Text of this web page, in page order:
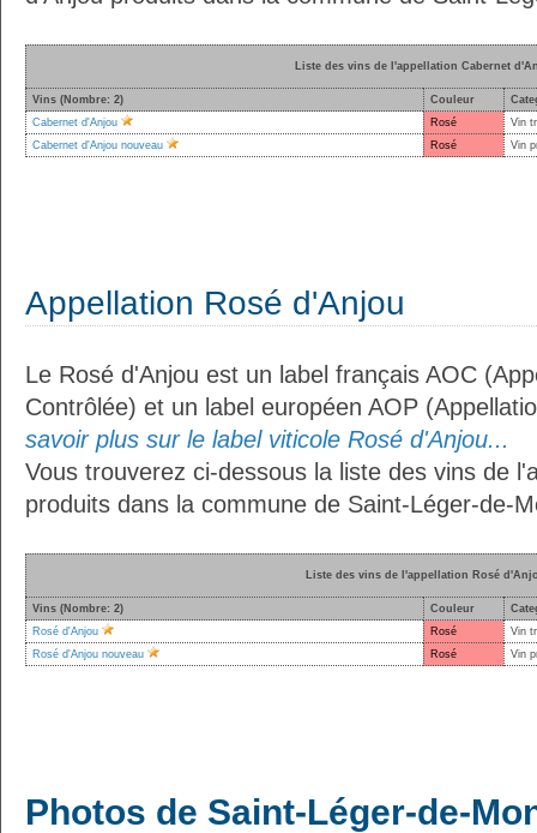
Liste des vins de l'appellation Cabernet
Vins (Nombre: 2) Couleur
Cabernet d'Anjou
Rosé
Vin
Cabernet d'Anjou nouveau
Rosé Vin
Appellation Rosé d'Anjou
Le Rosé d'Anjou est un label français AOC
Contrôlée) et un label européen AOP
savoir plus sur le label viticole Rosé d'Anjou...
Vous trouverez ci-dessous la liste des vins de
produits dans la commune de Saint-Léger-de-
Liste des vins de l'appellation Rosé
Vins (Nombre: 2) Couleur
Rosé d'Anjou
Rosé
Vin
Rosé d'Anjou nouveau
Rosé Vin
Photos de Saint-Léger-de-